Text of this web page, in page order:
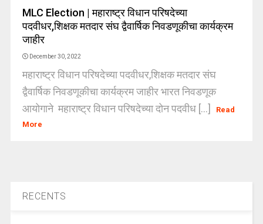
MLC Election | महाराष्ट्र विधान परिषदेच्या
पदवीधर,शिक्षक मतदार संघ द्वैवार्षिक निवडणूकीचा कार्यक्रम
जाहीर
December 30, 2022
महाराष्ट्र विधान परिषदेच्या पदवीधर,शिक्षक मतदार संघ
द्वैवार्षिक निवडणूकीचा कार्यक्रम जाहीर भारत निवडणूक
आयोगाने महाराष्ट्र विधान परिषदेच्या दोन पदवीध [...]
Read
More
RECENTS